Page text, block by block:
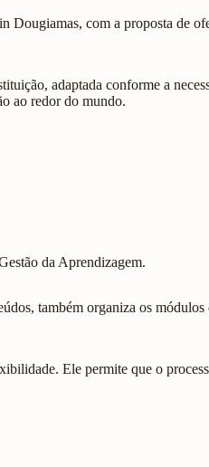
com a proposta de
adaptada conforme a
ao redor do mundo.
da Aprendizagem.
também organiza os
Ele permite que o